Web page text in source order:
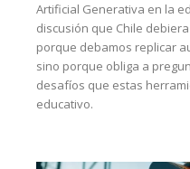
Artificial Generativa en la
discusión que Chile
porque debamos replicar
sino porque obliga a
desafíos que estas
educativo.